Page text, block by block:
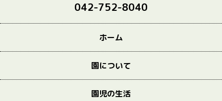
042-752-8040
ホーム
園について
園児の生活